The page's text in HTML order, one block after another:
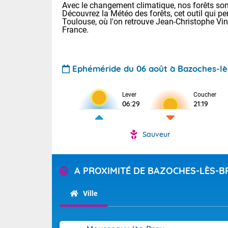
Pour la
Tendance
Avec le changement climatique, nos forêts
Découvrez la Météo des forêts, cet outil qui
Toulouse, où l'on retrouve Jean-Christophe
France.
Ephéméride du 06 août à Bazoches-
Lever
06:29
Coucher
21:19
Sauveur
A PROXIMITÉ DE BAZOCHES-LÈS-
Ville
Voici les
Lyon : 33
25 Nancy :
Risque
(84). Sur le
Sur les